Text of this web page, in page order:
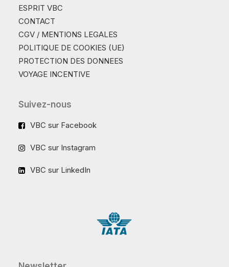
ESPRIT VBC
CONTACT
CGV / MENTIONS LEGALES
POLITIQUE DE COOKIES (UE)
PROTECTION DES DONNEES
VOYAGE INCENTIVE
Suivez-nous
VBC sur Facebook
VBC sur Instagram
VBC sur LinkedIn